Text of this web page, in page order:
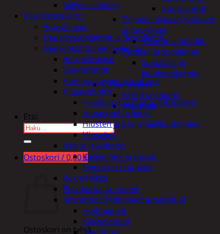
Upotusterät
Telineet, tikkaat, työtasot
ja tarvikkeet
Vaunut ja pöydät
Työasut ja suojaimet
Suojalasit ja
kuulosuojaimet
Elintarvikkeet
Keksit ja piparit
Mausteet
Etsi:
Ostoskori /0,00€
Ostoskori on tyhjä.
Säilytyslaatikot
Päivittäistavarat
Apuvälineet
Hengityssuojaimet ja desinfiointi
Henkilökohtainen hygienia
Aurinkorasvat
Deodorantit
Hammashygienia tuotteet
Hiustenhoito
Hiusharjat ja muotoilutuotteet
Hiuspinnit ja lenkit
Hiusten ja parranleikkuukoneet
Hiusvärit
Käsi ja jalkahoito
Käsivoiteet ja rasvat
Kynsisakset ja viilat
Kosmetiikka
Pesuharjat ja -sienet
Shampoot, hoitaineet ja saippuat
Hoitoaineet
Käsisaippuat